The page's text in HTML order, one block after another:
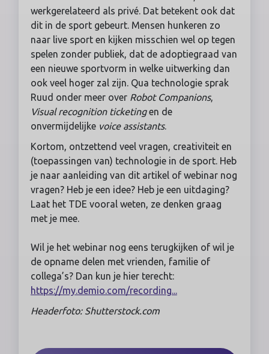
werkgerelateerd als privé. Dat betekent ook dat
dit in de sport gebeurt. Mensen hunkeren zo
naar live sport en kijken misschien wel op tegen
spelen zonder publiek, dat de adoptiegraad van
een nieuwe sportvorm in welke uitwerking dan
ook veel hoger zal zijn. Qua technologie sprak
Ruud onder meer over Robot Companions,
Visual recognition ticketingen de
onvermijdelijke voice assistants.
Kortom, ontzettend veel vragen, creativiteit en
(toepassingen van) technologie in de sport. Heb
je naar aanleiding van dit artikel of webinar nog
vragen? Heb je een idee? Heb je een uitdaging?
Laat het TDE vooral weten, ze denken graag
met je mee.
Wil je het webinar nog eens terugkijken of wil je
de opname delen met vrienden, familie of
collega’s? Dan kun je hier terecht:
https://my.demio.com/recording...
Headerfoto: Shutterstock.com